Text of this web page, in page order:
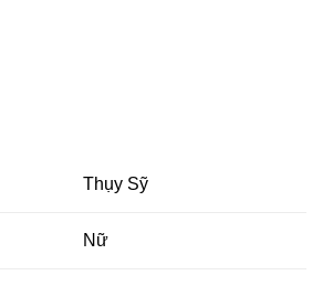
Thụy Sỹ
Nữ